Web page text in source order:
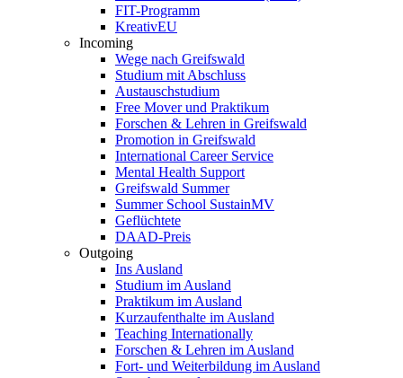
FIT-Programm
KreativEU
Incoming
Wege nach Greifswald
Studium mit Abschluss
Austauschstudium
Free Mover und Praktikum
Forschen & Lehren in Greifswald
Promotion in Greifswald
International Career Service
Mental Health Support
Greifswald Summer
Summer School SustainMV
Geflüchtete
DAAD-Preis
Outgoing
Ins Ausland
Studium im Ausland
Praktikum im Ausland
Kurzaufenthalte im Ausland
Teaching Internationally
Forschen & Lehren im Ausland
Fort- und Weiterbildung im Ausland